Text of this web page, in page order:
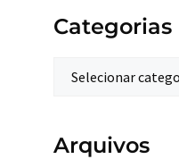
Categorias
Arquivos